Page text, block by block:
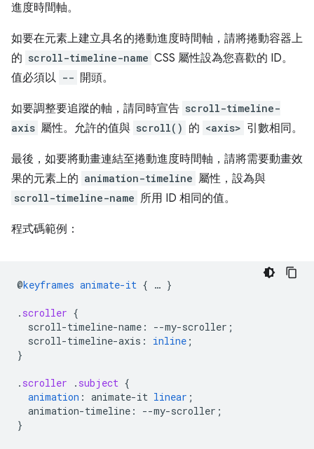
進度時間軸。
如要在元素上建立具名的捲動進度時間軸，請將捲動容器上
的 scroll-timeline-name CSS 屬性設為您喜歡的 ID。
值必須以 -- 開頭。
如要調整要追蹤的軸，請同時宣告 scroll-timeline-
axis 屬性。允許的值與 scroll() 的 <axis> 引數相同。
最後，如要將動畫連結至捲動進度時間軸，請將需要動畫效
果的元素上的 animation-timeline 屬性，設為與
scroll-timeline-name 所用 ID 相同的值。
程式碼範例：
@keyframes animate-it { … }
. scroller {
scroll-timeline-name : --my-scroller ;
scroll-timeline-axis : inline ;
}
. scroller . subject {
animation : animate-it linear ;
animation-timeline : --my-scroller ;
}